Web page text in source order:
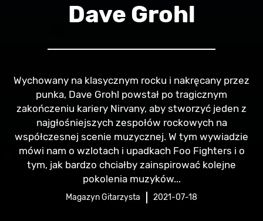
Dave Grohl
Wychowany na klasycznym rocku i nakręcany przez
punka, Dave Grohl powstał po tragicznym
zakończeniu kariery Nirvany, aby stworzyć jeden z
najgłośniejszych zespołów rockowych na
współczesnej scenie muzycznej. W tym wywiadzie
mówi nam o wzlotach i upadkach Foo Fighters i o
tym, jak bardzo chciałby zainspirować kolejne
pokolenia muzyków...
Magazyn Gitarzysta 2021-07-18